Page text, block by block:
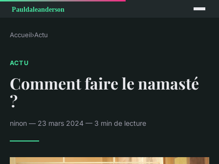
Accueil›Actu
ACTU
Comment faire le namasté
?
ninon — 23 mars 2024 — 3 min de lecture